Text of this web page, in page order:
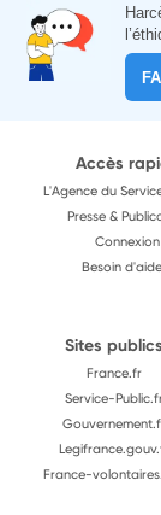
Accès
L'Agence du
Presse &
Connexion
Besoin
Sites publics
France.fr
Service-
France-